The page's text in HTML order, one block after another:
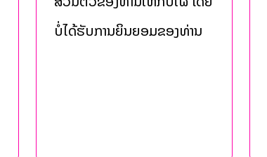
ບໍ່ໄດ້ຮັບການຍິນຍອມຂອງທ່ານ